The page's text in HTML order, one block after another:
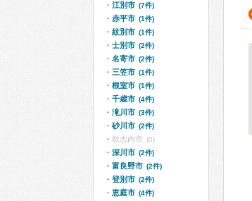
江別市 (7件)
赤平市 (1件)
紋別市 (1件)
士別市 (2件)
名寄市 (2件)
三笠市 (1件)
根室市 (1件)
千歳市 (4件)
滝川市 (3件)
砂川市 (2件)
歌志内市 (0)
深川市 (2件)
富良野市 (2件)
登別市 (2件)
恵庭市 (4件)